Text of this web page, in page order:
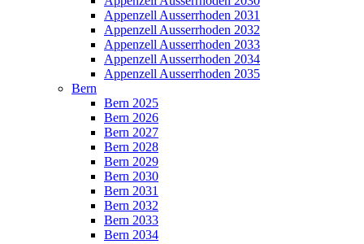
Appenzell Ausserrhoden 2031
Appenzell Ausserrhoden 2032
Appenzell Ausserrhoden 2033
Appenzell Ausserrhoden 2034
Appenzell Ausserrhoden 2035
Bern
Bern 2025
Bern 2026
Bern 2027
Bern 2028
Bern 2029
Bern 2030
Bern 2031
Bern 2032
Bern 2033
Bern 2034